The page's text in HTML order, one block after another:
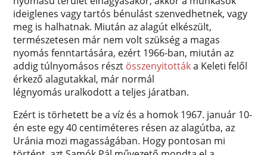
ideiglenes vagy tartós bénulást szenvedhetnek, vagy
meg is halhatnak. Miután az alagút elkészült,
természetesen már nem volt szükség a magas
nyomás fenntartására, ezért 1966-ban, miután az
addig túlnyomásos részt összenyitottáka Keleti felől
érkező alagutakkal, már normál
légnyomás uralkodott a teljes járatban.
Ezért is törhetett be a víz és a homok 1967. január 10-
én este egy 40 centiméteres résen az alagútba, az
Uránia mozi magasságában. Hogy pontosan mi